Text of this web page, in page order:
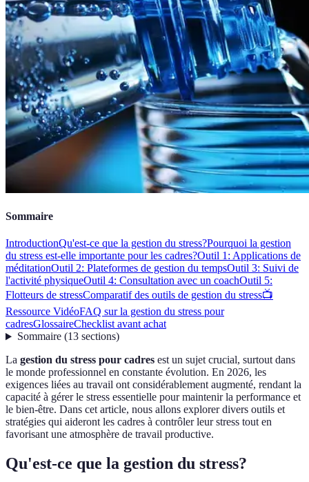
Sommaire
IntroductionQu'est-ce que la gestion du stress?Pourquoi la gestion
du stress est-elle importante pour les cadres?Outil 1: Applications de
méditationOutil 2: Plateformes de gestion du tempsOutil 3: Suivi de
l'activité physiqueOutil 4: Consultation avec un coachOutil 5:
Flotteurs de stressComparatif des outils de gestion du stress📺
Ressource VidéoFAQ sur la gestion du stress pour
cadresGlossaireChecklist avant achat
Sommaire(13 sections)
La gestion du stress pour cadres est un sujet crucial, surtout dans
le monde professionnel en constante évolution. En 2026, les
exigences liées au travail ont considérablement augmenté, rendant la
capacité à gérer le stress essentielle pour maintenir la performance et
le bien-être. Dans cet article, nous allons explorer divers outils et
stratégies qui aideront les cadres à contrôler leur stress tout en
favorisant une atmosphère de travail productive.
Qu'est-ce que la gestion du stress?